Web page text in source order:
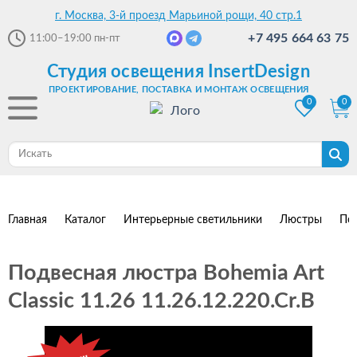
г. Москва, 3-й проезд Марьиной рощи, 40 стр.1
11:00–19:00 пн-пт +7 495 664 63 75
Студия освещения InsertDesign
ПРОЕКТИРОВАНИЕ, ПОСТАВКА И МОНТАЖ ОСВЕЩЕНИЯ
0
0
Главная Каталог Интерьерные светильники Люстры
Подвесная люстра Bohemia Art
Classic 11.26 11.26.12.220.Cr.B